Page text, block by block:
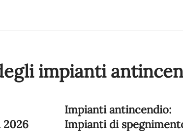
impianti
2026
Impianti antincendio:
Impianti di